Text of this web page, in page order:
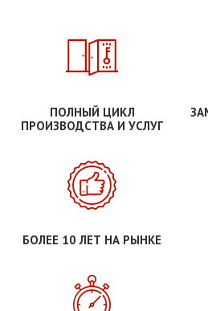
ПОЛНЫЙ ЦИКЛ
ПРОИЗВОДСТВА И УСЛУГ
БОЛЕЕ 10 ЛЕТ НА РЫНКЕ